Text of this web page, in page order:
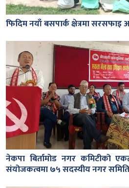
फिदिम नयाँ बसपार्क क्षेत्रमा सरसफाइ
नेकपा बिर्तामोड नगर कमिटीको
संयोजकत्वमा ७५ सदस्यीय नगर